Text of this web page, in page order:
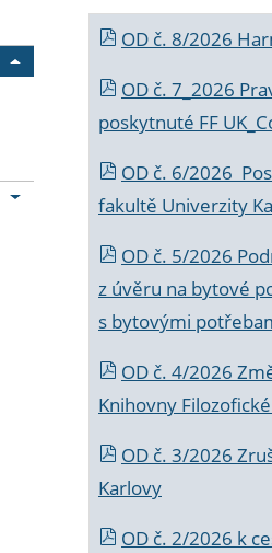
OD č. 8/2026
OD č. 7_2026
poskytnuté FF
OD č. 6/2026
fakultě Univerzity
OD č. 5/2026
z úvěru na bytové
s bytovými
OD č. 4/2026
Knihovny
OD č. 3/2026
Karlovy
OD č. 2/2026 k